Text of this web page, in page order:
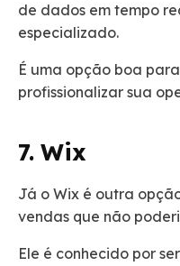
de dados em tempo
especializado.
É uma opção boa
profissionalizar sua
7. Wix
Já o Wix é outra
vendas que não
Ele é conhecido por